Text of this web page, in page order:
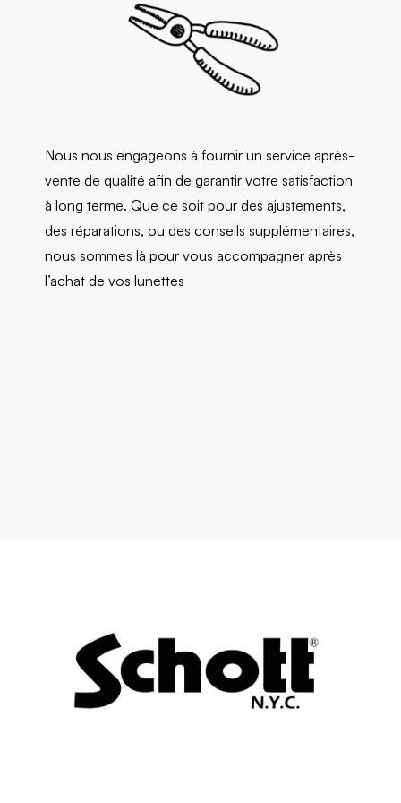
Nous nous engageons à fournir un service après-
vente de qualité afin de garantir votre satisfaction
à long terme. Que ce soit pour des ajustements,
des réparations, ou des conseils supplémentaires,
nous sommes là pour vous accompagner après
l’achat de vos lunettes